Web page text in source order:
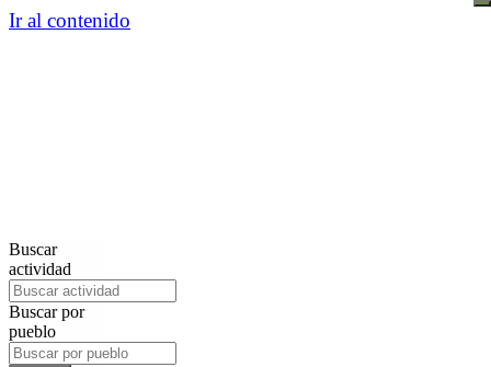
Ir al contenido
Buscar
actividad
Buscar por
pueblo